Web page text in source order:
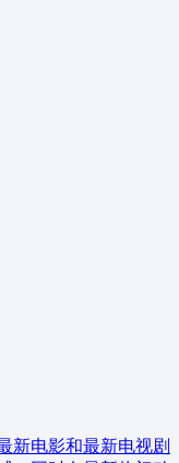
新电影和最新电视剧